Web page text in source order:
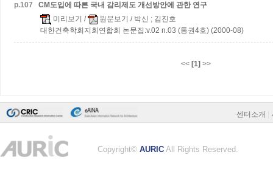
p.107
CM도입에 따른 국내 감리제도 개선방안에 관한 연구
미리보기 / 원문보기 / 박신 ; 김진호
대한건축학회지회연합회 논문집:v.02 n.03 (통권4호) (2000-08)
<< [1] >>
센터소개
Copyright© AURIC All Rights Reserved.